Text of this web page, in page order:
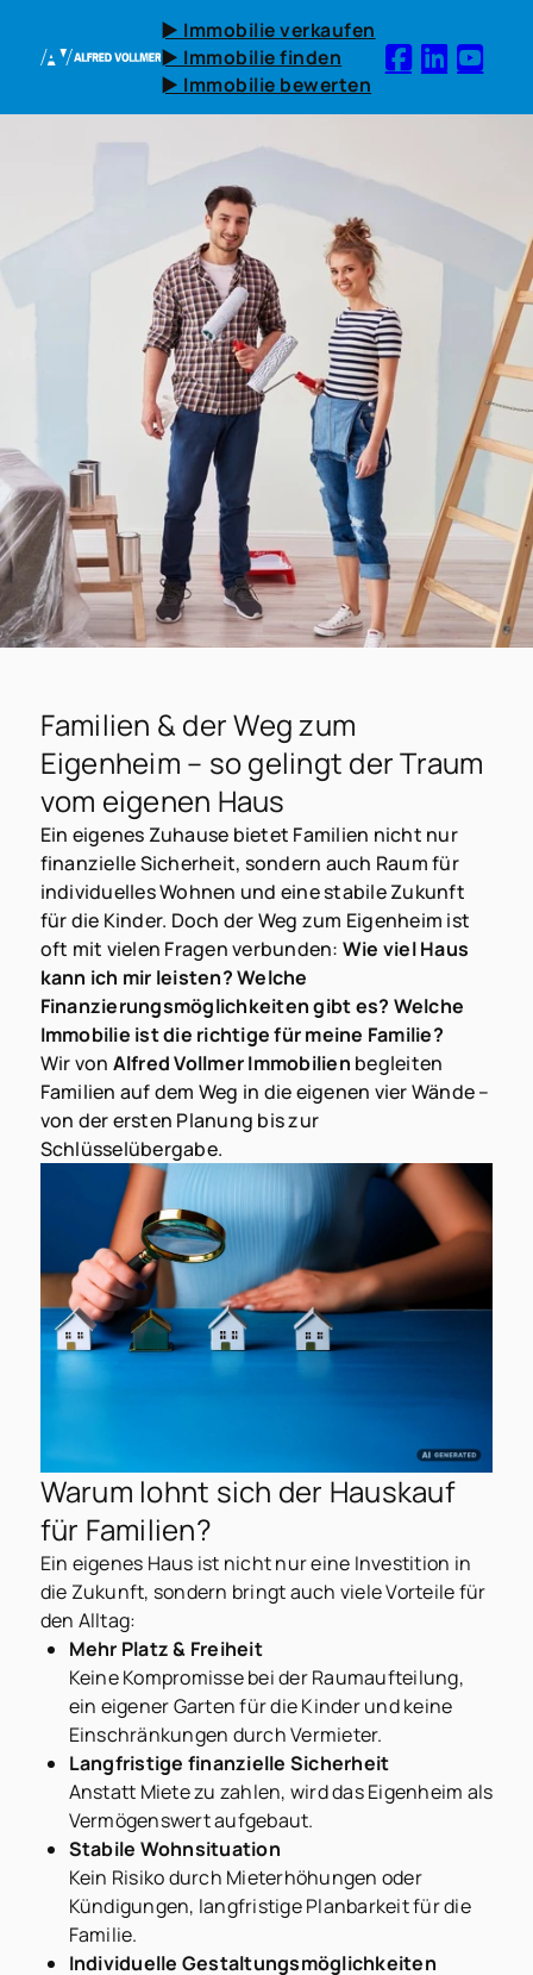
► Immobilie verkaufen
► Immobilie finden
► Immobilie bewerten
Familien & der Weg zum
Eigenheim – so gelingt der Traum
vom eigenen Haus
Ein eigenes Zuhause bietet Familien nicht nur
finanzielle Sicherheit, sondern auch Raum für
individuelles Wohnen und eine stabile Zukunft
für die Kinder. Doch der Weg zum Eigenheim ist
oft mit vielen Fragen verbunden: Wie viel Haus
kann ich mir leisten? Welche
Finanzierungsmöglichkeiten gibt es? Welche
Immobilie ist die richtige für meine Familie?
Wir von Alfred Vollmer Immobilien begleiten
Familien auf dem Weg in die eigenen vier Wände –
von der ersten Planung bis zur
Schlüsselübergabe.
Warum lohnt sich der Hauskauf
für Familien?
Ein eigenes Haus ist nicht nur eine Investition in
die Zukunft, sondern bringt auch viele Vorteile für
den Alltag:
Mehr Platz & Freiheit
Keine Kompromisse bei der Raumaufteilung,
ein eigener Garten für die Kinder und keine
Einschränkungen durch Vermieter.
Langfristige finanzielle Sicherheit
Anstatt Miete zu zahlen, wird das Eigenheim als
Vermögenswert aufgebaut.
Stabile Wohnsituation
Kein Risiko durch Mieterhöhungen oder
Kündigungen, langfristige Planbarkeit für die
Familie.
Individuelle Gestaltungsmöglichkeiten